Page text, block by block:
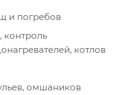
и погребов
контроль
котлов
омшаников